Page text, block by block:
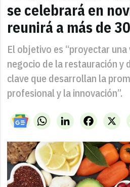
se celebrará en
reunirá a más de
El objetivo es “proyectar
negocio de la restauración y
clave que desarrollan la
profesional y la innovación”.
WhatsAppLinkedIn X
Facebook